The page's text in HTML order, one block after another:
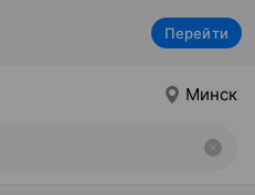
Перейти
Минск